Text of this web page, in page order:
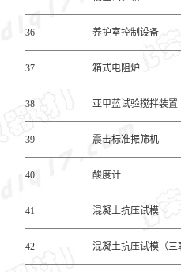
36 养护室控制设备
37 箱式电阻炉
38 亚甲蓝试验搅拌装置
39 震击标准振筛机
40 酸度计
41 混凝土抗压试模
42 混凝土抗压试模（三